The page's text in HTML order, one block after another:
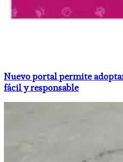
Nuevo portal permite
fácil y responsable